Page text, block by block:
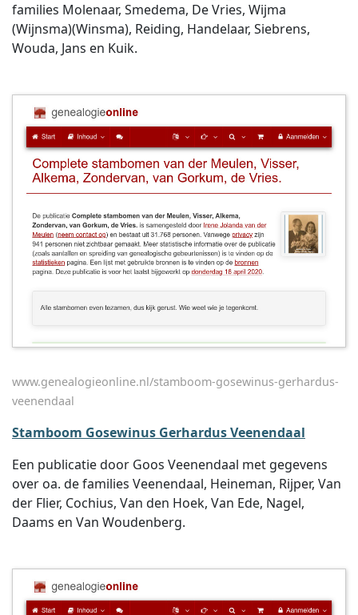
families Molenaar, Smedema, De Vries, Wijma
(Wijnsma)(Winsma), Reiding, Handelaar, Siebrens,
Wouda, Jans en Kuik.
www.genealogieonline.nl/stamboom-gosewinus-gerhardus-
veenendaal
Stamboom Gosewinus Gerhardus Veenendaal
Een publicatie door Goos Veenendaal met gegevens
over oa. de families Veenendaal, Heineman, Rijper, Van
der Flier, Cochius, Van den Hoek, Van Ede, Nagel,
Daams en Van Woudenberg.